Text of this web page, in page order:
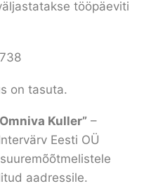
tööpäeviti
on tasuta.
Kuller” –
Eesti OÜ
aadressile.